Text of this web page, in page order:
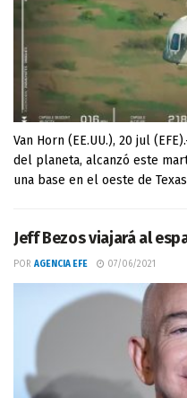
Van Horn (EE.UU.), 20 jul
del planeta, alcanzó este
una base en el oeste de Texas
Jeff Bezos viajará al
POR AGENCIA EFE 07/06/2021